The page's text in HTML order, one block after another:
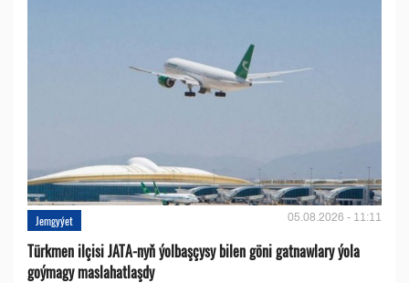
Jemgyýet 05.08.2026 - 11:11
Türkmen ilçisi JATA-nyň ýolbaşçysy bilen göni gatnawlary ýola
goýmagy maslahatlaşdy